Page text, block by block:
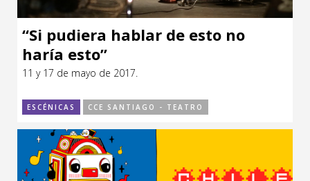
“Si pudiera hablar de esto no
haría esto”
11 y 17 de mayo de 2017.
ESCÉNICAS CCE SANTIAGO - TEATRO